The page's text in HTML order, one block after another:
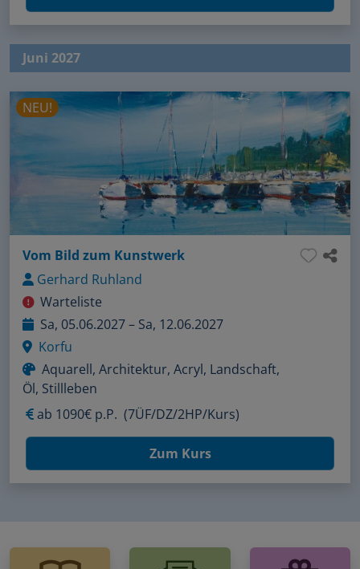
Juni 2027
NEU!
Vom Bild zum Kunstwerk
Gerhard Ruhland
Warteliste
Sa, 05.06.2027 – Sa, 12.06.2027
Korfu
Aquarell, Architektur, Acryl, Landschaft,
Öl, Stillleben
ab 1090€ p.P. (7ÜF/DZ/2HP/Kurs)
Zum Kurs